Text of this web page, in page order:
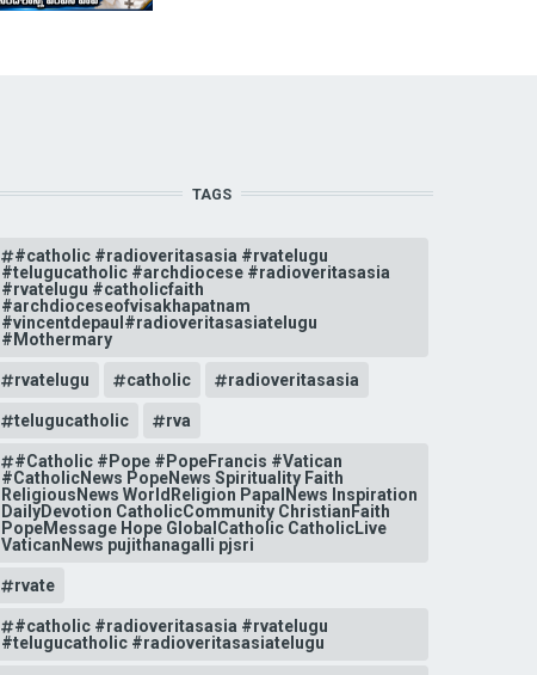
TAGS
#catholic #radioveritasasia #rvatelugu
#telugucatholic #archdiocese #radioveritasasia
#rvatelugu #catholicfaith
#archdioceseofvisakhapatnam
#vincentdepaul#radioveritasasiatelugu
#Mothermary
rvatelugu catholic radioveritasasia
telugucatholic rva
#Catholic #Pope #PopeFrancis #Vatican
#CatholicNews PopeNews Spirituality Faith
ReligiousNews WorldReligion PapalNews Inspiration
DailyDevotion CatholicCommunity ChristianFaith
PopeMessage Hope GlobalCatholic CatholicLive
VaticanNews pujithanagalli pjsri
rvate
#catholic #radioveritasasia #rvatelugu
#telugucatholic #radioveritasasiatelugu